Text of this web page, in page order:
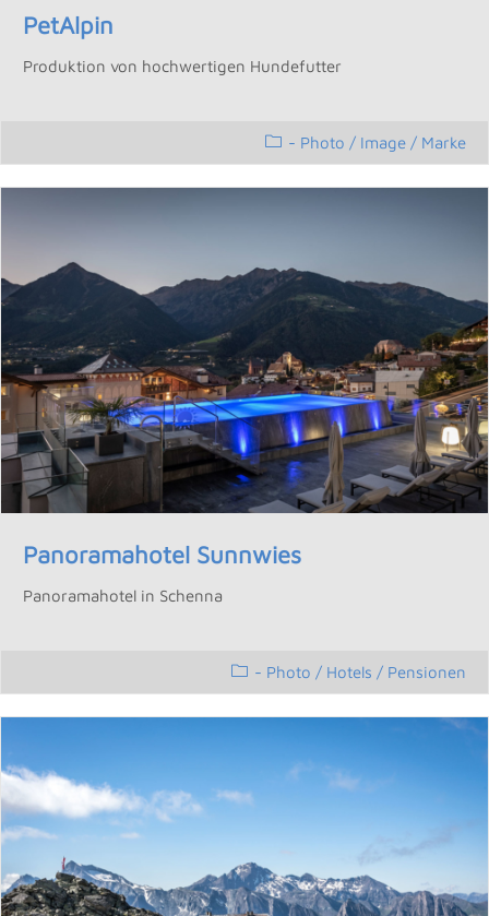
PetAlpin
Produktion von hochwertigen Hundefutter
- Photo / Image / Marke
Panoramahotel Sunnwies
Panoramahotel in Schenna
- Photo / Hotels / Pensionen